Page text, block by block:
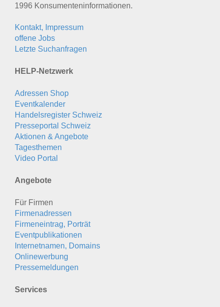
1996 Konsumenten­informationen.
Kontakt, Impressum
offene Jobs
Letzte Suchanfragen
HELP-Netzwerk
Adressen Shop
Eventkalender
Handelsregister Schweiz
Presseportal Schweiz
Aktionen & Angebote
Tagesthemen
Video Portal
Angebote
Für Firmen
Firmenadressen
Firmeneintrag, Porträt
Eventpublikationen
Internetnamen, Domains
Onlinewerbung
Pressemeldungen
Services